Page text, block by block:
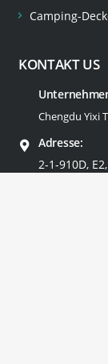
Camping-
KONTAKT US
Chengdu Yixi
Adresse:
2-1-910D,